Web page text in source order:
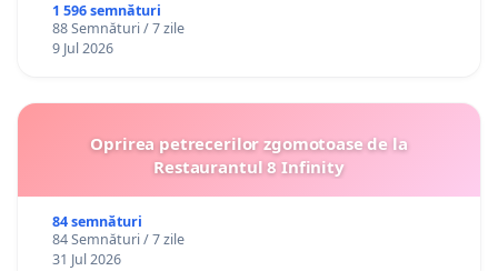
1 596 semnături
88 Semnături / 7 zile
9 Jul 2026
Oprirea petrecerilor zgomotoase de la
Restaurantul 8 Infinity
84 semnături
84 Semnături / 7 zile
31 Jul 2026